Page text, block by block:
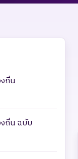
ถิ่น
ถิ่น ฉบับ